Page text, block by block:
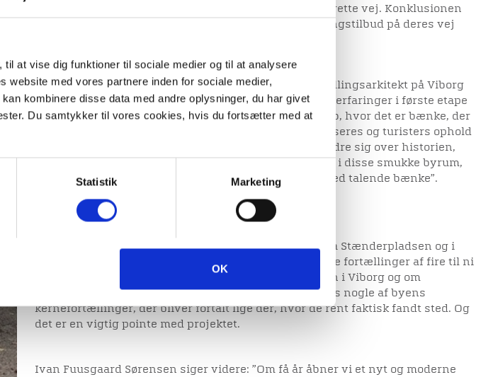
at vise dig funktioner til sociale medier og til at analysere
website med vores partnere inden for sociale medier,
kombinere disse data med andre oplysninger, du har givet
Du samtykker til vores cookies, hvis du fortsætter med at
Statistik Marketing
OK
brugerundersøgelse, hvis resultat viste, at man er på rette vej. Konklusionen
var, at brugerne var glade for at få et uventet formidlingstilbud på deres vej
Ivan Fuusgaard Sørensen, der er projektleder og udstillingsarkitekt på Viborg
Museum, udtaler om projektet: ”Vi høstede rigtig gode erfaringer i første etape
med animationskikkerterne. Nu prøver vi et andet greb, hvor det er bænke, der
fortæller historie. Vi håber, at det kan berige viborgenseres og turisters ophold
i Domkirkekvarteret, for man kan jo ikke andet end undre sig over historien,
når man færdes der. Tanken om, hvad der mon er sket i disse smukke byrum,
ligger altid en nær. Nu hjælper vi tanken lidt på vej med talende bænke”.
Formidling der, hvor historien fandt sted
De tre bænke kan man finde i Hans Tausens Minde, på Stænderpladsen og i
Skovgaard Museets have. Her vil man kunne opleve tre fortællinger af fire til ni
minutters varighed om Hans Tausen og reformationen i Viborg og om
retshistorie i Viborg og byens landsting. Det er således nogle af byens
kernefortællinger, der bliver fortalt lige der, hvor de rent faktisk fandt sted. Og
det er en vigtig pointe med projektet.
Ivan Fuusgaard Sørensen siger videre: ”Om få år åbner vi et nyt og moderne